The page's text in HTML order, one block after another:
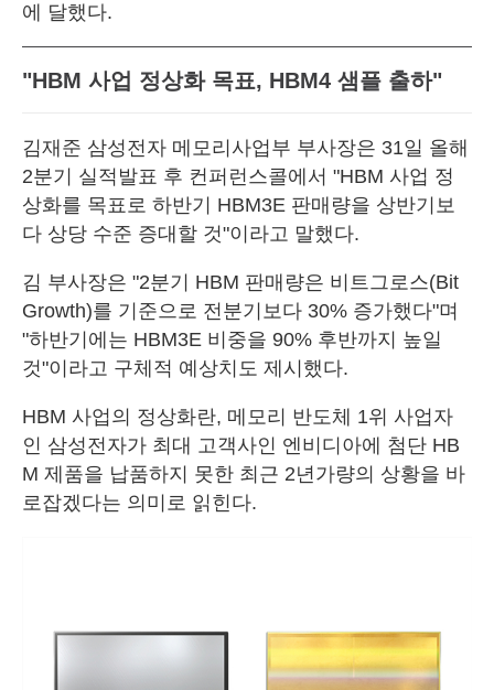
에 달했다.
"HBM 사업 정상화 목표, HBM4 샘플 출하"
김재준 삼성전자 메모리사업부 부사장은 31일 올해
2분기 실적발표 후 컨퍼런스콜에서 "HBM 사업 정
상화를 목표로 하반기 HBM3E 판매량을 상반기보
다 상당 수준 증대할 것"이라고 말했다.
김 부사장은 "2분기 HBM 판매량은 비트그로스(Bit
Growth)를 기준으로 전분기보다 30% 증가했다"며
"하반기에는 HBM3E 비중을 90% 후반까지 높일
것"이라고 구체적 예상치도 제시했다.
HBM 사업의 정상화란, 메모리 반도체 1위 사업자
인 삼성전자가 최대 고객사인 엔비디아에 첨단 HB
M 제품을 납품하지 못한 최근 2년가량의 상황을 바
로잡겠다는 의미로 읽힌다.